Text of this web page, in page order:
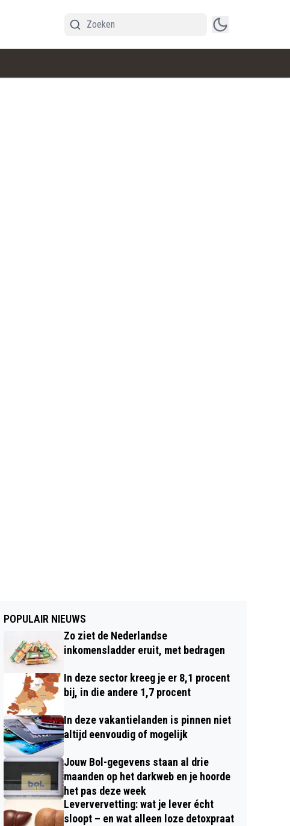
POPULAIR NIEUWS
Zo ziet de Nederlandse
inkomensladder eruit, met bedragen
In deze sector kreeg je er 8,1 procent
bij, in die andere 1,7 procent
In deze vakantielanden is pinnen niet
altijd eenvoudig of mogelijk
Jouw Bol-gegevens staan al drie
maanden op het darkweb en je hoorde
het pas deze week
Leververvetting: wat je lever écht
sloopt – en wat alleen loze detoxpraat